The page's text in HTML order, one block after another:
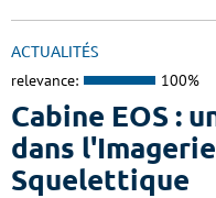
ACTUALITÉS
relevance: 100%
Cabine EOS :
dans
Squelettique